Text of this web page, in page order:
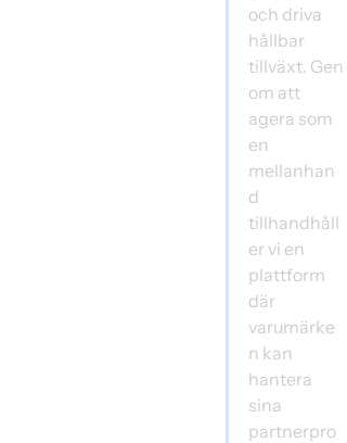
och driva
hållbar
tillväxt. Gen
om att
agera som
en
mellanhan
d
tillhandhåll
er vi en
plattform
där
varumärke
n kan
hantera
sina
partnerpro